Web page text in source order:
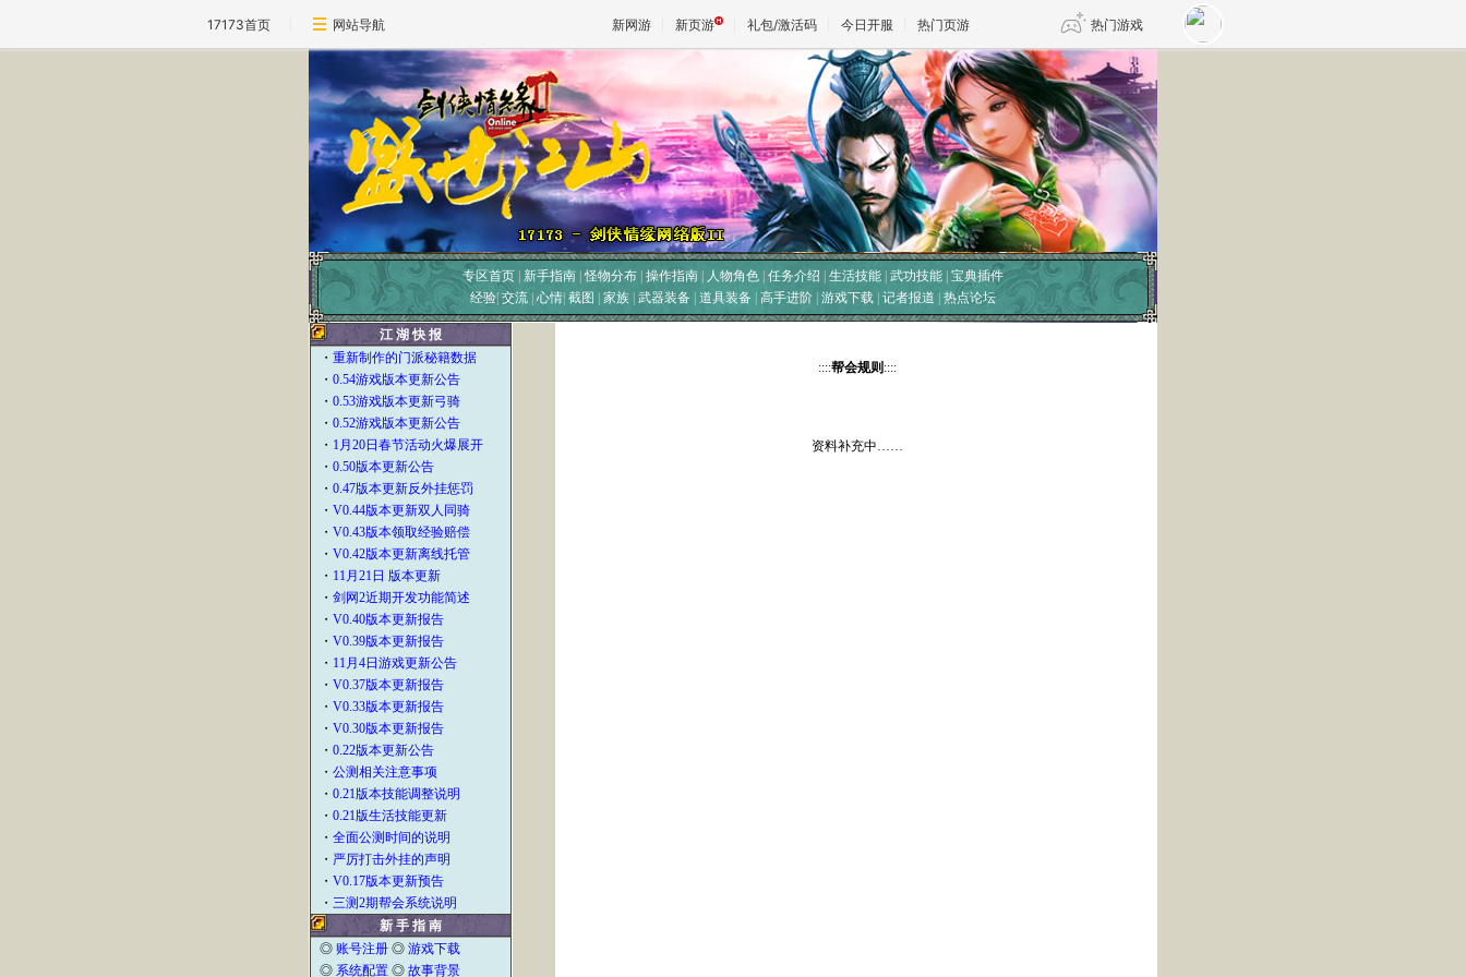
17173首页 网站导航 新网游 新页游 礼包/激活码 今日开服 热门页游 热门游戏
魔兽 DNF 传奇4
天堂 剑网3旗舰版 新天龙八部
王权与自由 诛仙世界 仙剑世界
专区首页 新手指南 |怪物分布 操作指南 人物角色 任务介绍 生活技能 武功技能 宝典插件
经验| 交流 心情 截图 家族 武器装备 道具装备 高手进阶 游戏下载 记者报道 热点论坛
江 湖 快 报
・ 重新制作的门派秘籍数据
・ 0.54游戏版本更新公告
・ 0.53游戏版本更新弓骑
・ 0.52游戏版本更新公告
・ 1月20日春节活动火爆展开
・ 0.50版本更新公告
・ 0.47版本更新反外挂惩罚
・ V0.44版本更新双人同骑
・ V0.43版本领取经验赔偿
・ V0.42版本更新离线托管
・ 11月21日 版本更新
・ 剑网2近期开发功能简述
・ V0.40版本更新报告
・ V0.39版本更新报告
・ 11月4日游戏更新公告
・ V0.37版本更新报告
・ V0.33版本更新报告
・ V0.30版本更新报告
・ 0.22版本更新公告
・ 公测相关注意事项
・ 0.21版本技能调整说明
・ 0.21版生活技能更新
・ 全面公测时间的说明
・ 严厉打击外挂的声明
・ V0.17版本更新预告
・ 三测2期帮会系统说明
新 手 指 南
◎ 账号注册◎ 游戏下载
◎ 系统配置◎ 故事背景
::::帮会规则 ::::
资料补充中……